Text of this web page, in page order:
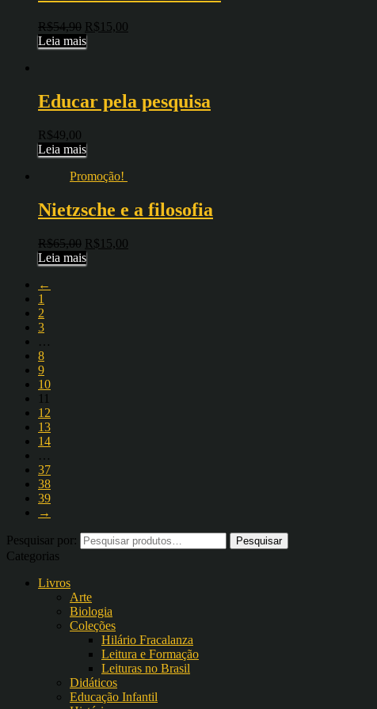
R$54,90 R$ 15,00
Leia mais
Educar pela pesquisa
R$49,00
Leia mais
Promoção!
Nietzsche e a filosofia
R$65,00 R$ 15,00
Leia mais
←
1
2
3
…
8
9
10
11
12
13
14
…
37
38
39
→
Pesquisar por:
Categorias
Livros
Arte
Biologia
Coleções
Hilário Fracalanza
Leitura e Formação
Leituras no Brasil
Didáticos
Educação Infantil